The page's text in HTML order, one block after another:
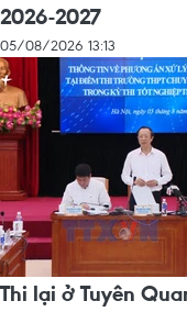
2026-2027
05/08/2026 13:13
Thi lại ở Tuyên